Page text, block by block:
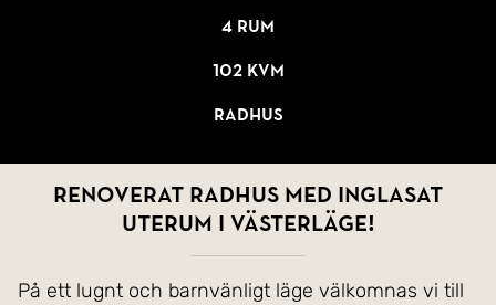
4 rum
102 kvm
Radhus
Renoverat radhus med inglasat
uterum i västerläge!
På ett lugnt och barnvänligt läge välkomnas vi till